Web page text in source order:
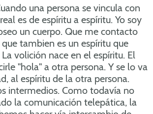
una persona se vincula con
es de espíritu a espíritu. Yo soy
un cuerpo. Que me contacto
tambien es un espíritu que
volición nace en el espíritu. El
"hola" a otra persona. Y se lo va
al espíritu de la otra persona.
intermedios. Como todavía no
la comunicación telepática, la